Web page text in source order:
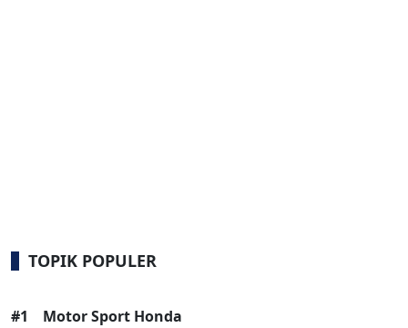
TOPIK POPULER
#1 Motor Sport Honda